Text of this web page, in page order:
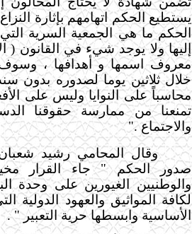
يستطيع الحكم اتهامهم بإثارة
الحكم ما هي الجمعية السرية التي
إليها ولا يوجد شيء في القانون (
معروف اسمها و أهدافها ،
خلال ثلاثين يوما لصدوره بدون
محاسباً على النوايا وليس على
تمنعنا من ممارسة حقوقنا
والاجتماع ."
وقال المحامي رشيد
صدور الحكم " جاء القرار
والوطنيين الغيورين على وحدة
لكافة المواثيق والعهود
الأساسية وابسطها حرية التعبير " .